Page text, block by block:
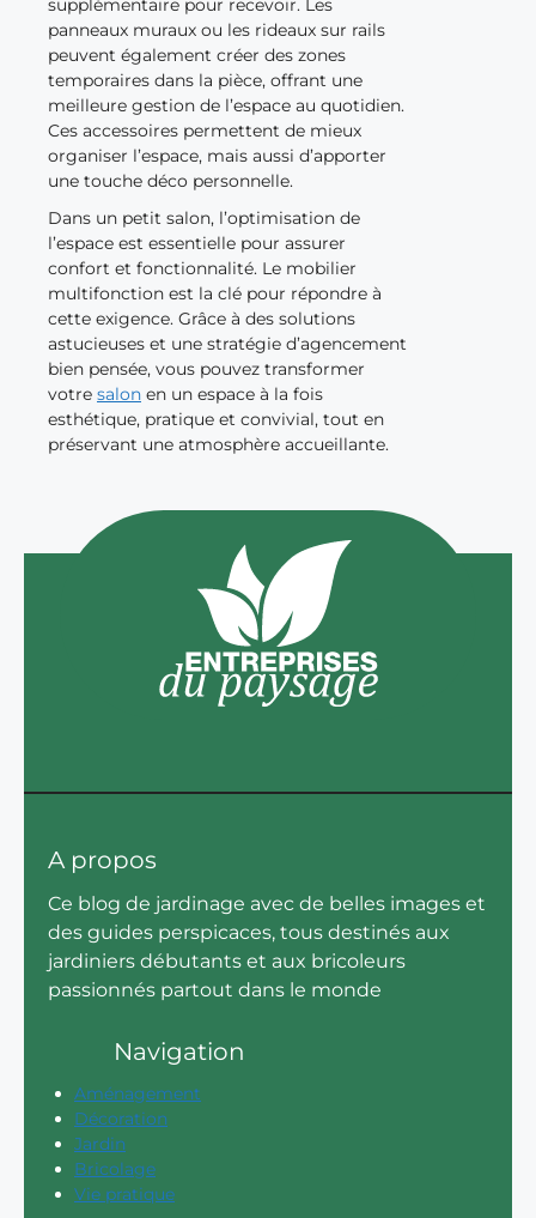
panneaux muraux ou les rideaux sur rails
peuvent également créer des zones
temporaires dans la pièce, offrant une
meilleure gestion de l’espace au quotidien.
Ces accessoires permettent de mieux
organiser l’espace, mais aussi d’apporter
une touche déco personnelle.
Dans un petit salon, l’optimisation de
l’espace est essentielle pour assurer
confort et fonctionnalité. Le mobilier
multifonction est la clé pour répondre à
cette exigence. Grâce à des solutions
astucieuses et une stratégie d’agencement
bien pensée, vous pouvez transformer
votre salon en un espace à la fois
esthétique, pratique et convivial, tout en
préservant une atmosphère accueillante.
A propos
Ce blog de jardinage avec de belles images et
des guides perspicaces, tous destinés aux
jardiniers débutants et aux bricoleurs
passionnés partout dans le monde
Navigation
Aménagement
Décoration
Jardin
Bricolage
Vie pratique